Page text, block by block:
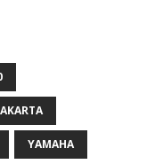
YAMAHA